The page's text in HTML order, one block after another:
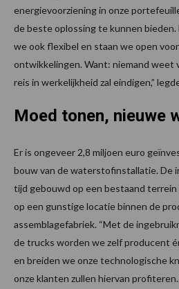
energievoorziening in onze
de beste oplossing te kunnen
we ook flexibel en staan we open
ontwikkelingen. Want: niemand weet
reis in werkelijkheid zal eindigen,”
Moed tonen, nieuwe
Er is ongeveer 2,8 miljoen euro
bouw van de waterstofinstallatie. De
tijd gebouwd op een bestaand terrein
op een gunstige locatie binnen de
assemblagefabriek. “Met de
de trucks worden we zelf producent
en breiden we onze technologische
onze klanten zullen hiervan